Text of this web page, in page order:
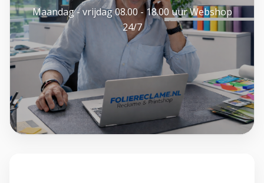
Maandag - vrijdag 08.00 - 18.00 uur Webshop
24/7